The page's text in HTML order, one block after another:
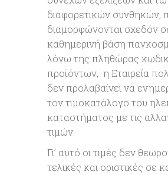
διαφορετικών συνθηκών,
διαμορφώνονται σχεδόν
καθημερινή βάση
λόγω της πληθώρας
προϊόντων, η Εταιρεία
δεν προλαβαίνει να
τον τιμοκατάλογο του
καταστήματος με τις
τιμών.
Γι’ αυτό οι τιμές δεν
τελικές και οριστικές σε